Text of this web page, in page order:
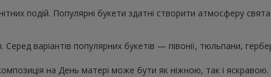
подій. Популярні букети здатні створити атмосферу
варіантів популярних букетів — півонії, тюльпани,
на День матері може бути як ніжною, так і яскравою.